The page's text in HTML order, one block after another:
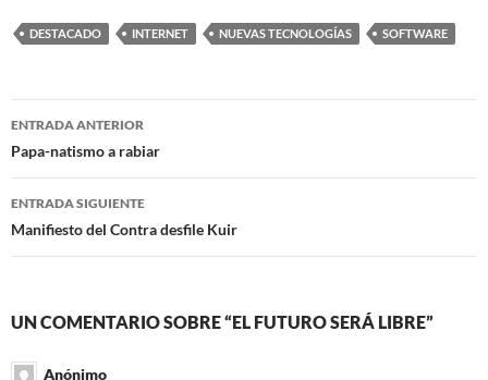
DESTACADO INTERNET NUEVAS TECNOLOGÍAS SOFTWARE
Navegación
de
entradas
ENTRADA ANTERIOR
Papa-natismo a rabiar
ENTRADA SIGUIENTE
Manifiesto del Contra desfile Kuir
UN COMENTARIO SOBRE “EL FUTURO SERÁ LIBRE”
Anónimo